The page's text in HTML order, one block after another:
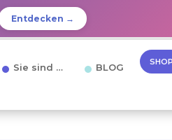
Entdecken →
Sie sind … BLOG SHOP